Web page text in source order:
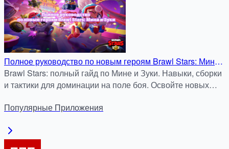
Полное руководство по новым героям Brawl Stars: Мина
и Зуки
Brawl Stars: полный гайд по Мине и Зуки. Навыки, сборки
и тактики для доминации на поле боя. Освойте новых
Популярные Приложения